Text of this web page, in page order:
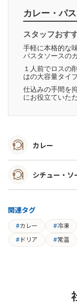
カレー・パ
スタッフおす
手軽に本格的な
パスタソースの
１人前でロスの
はの大容量タイ
仕込みの手間を
にお役立ていた
カレー
シチュー・ソ
関連タグ
カレー 冷凍
ドリア
常温